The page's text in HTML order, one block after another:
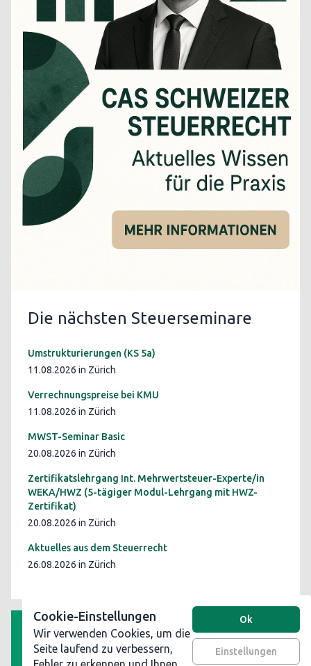
Die nächsten Steuerseminare
Umstrukturierungen (KS 5a)
11.08.2026 in Zürich
Verrechnungspreise bei KMU
11.08.2026 in Zürich
MWST-Seminar Basic
20.08.2026 in Zürich
Zertifikatslehrgang Int. Mehrwertsteuer-Experte/in
WEKA/HWZ (5-tägiger Modul-Lehrgang mit HWZ-
Zertifikat)
20.08.2026 in Zürich
Aktuelles aus dem Steuerrecht
26.08.2026 in Zürich
AGB
Cookie-Einstellungen
Wir verwenden Cookies, um die
Seite laufend zu verbessern,
Ok
Einstellungen